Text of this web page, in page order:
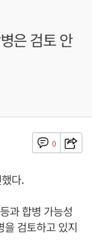
은 검토 안
0
다.
과 합병 가능성
을 검토하고 있지